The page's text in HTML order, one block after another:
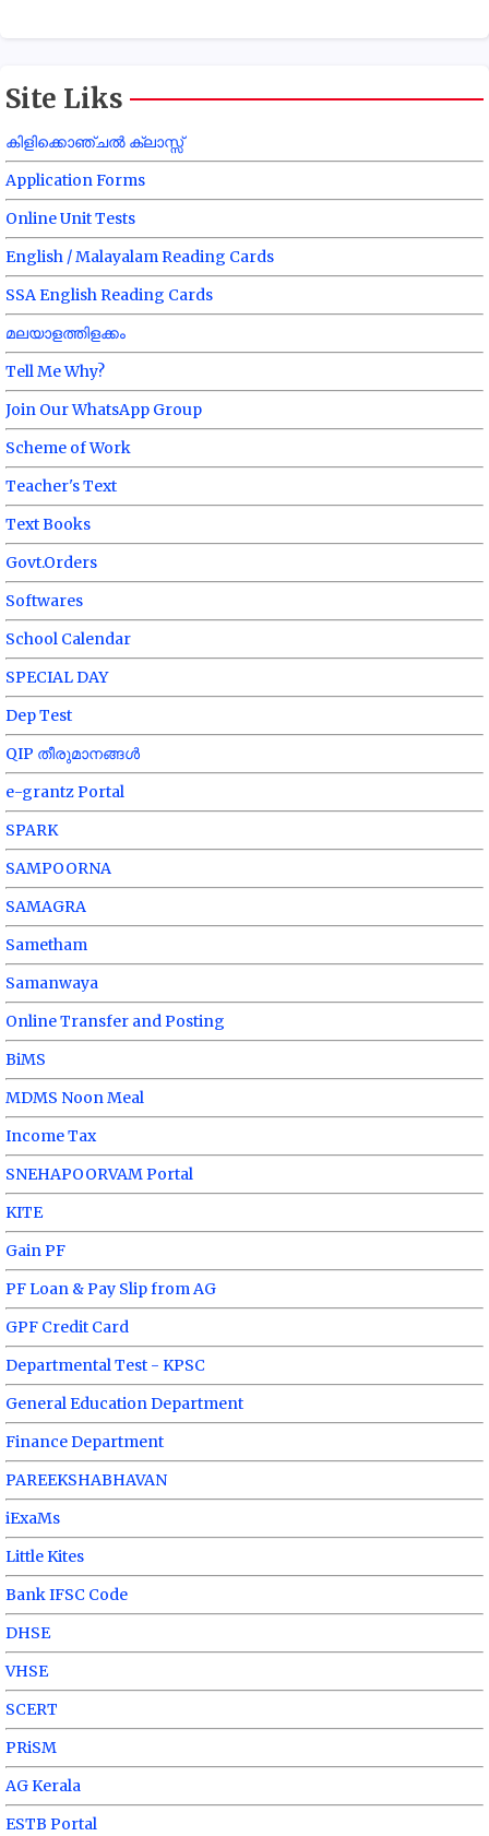
Site Liks
കിളിക്കൊഞ്ചൽ ക്ലാസ്സ്
Application Forms
Online Unit Tests
English / Malayalam Reading Cards
SSA English Reading Cards
മലയാളത്തിളക്കം
Tell Me Why?
Join Our WhatsApp Group
Scheme of Work
Teacher's Text
Text Books
Govt.Orders
Softwares
School Calendar
SPECIAL DAY
Dep Test
QIP തീരുമാനങ്ങൾ
e-grantz Portal
SPARK
SAMPOORNA
SAMAGRA
Sametham
Samanwaya
Online Transfer and Posting
BiMS
MDMS Noon Meal
Income Tax
SNEHAPOORVAM Portal
KITE
Gain PF
PF Loan & Pay Slip from AG
GPF Credit Card
Departmental Test - KPSC
General Education Department
Finance Department
PAREEKSHABHAVAN
iExaMs
Little Kites
Bank IFSC Code
DHSE
VHSE
SCERT
PRiSM
AG Kerala
ESTB Portal